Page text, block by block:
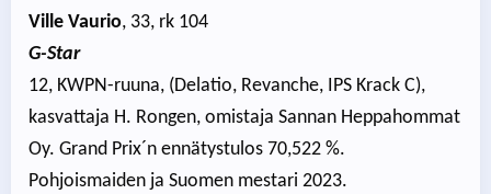
Ville Vaurio, 33, rk 104
G-Star
12, KWPN-ruuna, (Delatio, Revanche, IPS Krack C),
kasvattaja H. Rongen, omistaja Sannan Heppahommat
Oy. Grand Prix´n ennätystulos 70,522 %.
Pohjoismaiden ja Suomen mestari 2023.